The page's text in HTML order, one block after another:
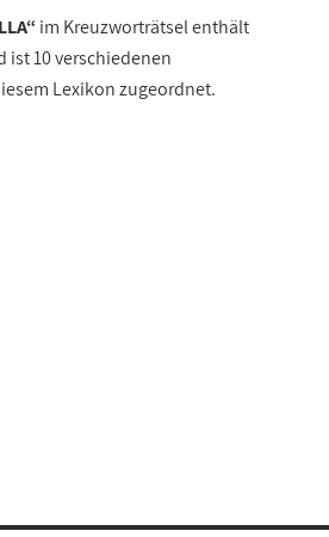
im Kreuzworträtsel enthält
ist 10 verschiedenen
Lexikon zugeordnet.